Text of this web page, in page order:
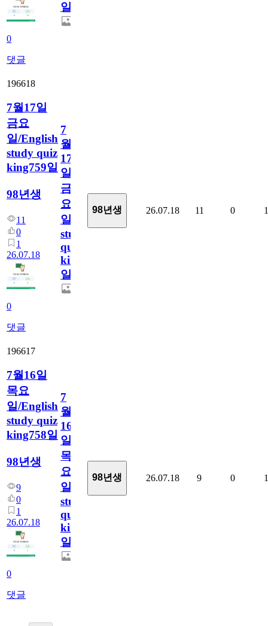
0
댓글
일
196618
7월17일
금요
일/English
study quiz
king759일
98년생
11
0
1
26.07.18
0
댓글
7
월
17
일
금
요
일/English
study
quiz
king759
일
98년생 26.07.18 11 0 1
196617
7월16일
목요
일/English
study quiz
king758일
98년생
9
0
1
26.07.18
0
댓글
7
월
16
일
목
요
일/English
study
quiz
king758
일
98년생 26.07.18 9 0 1